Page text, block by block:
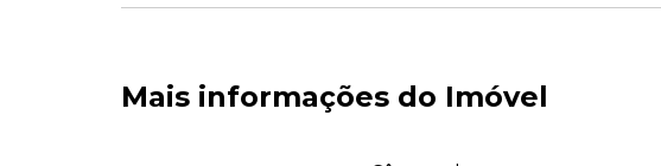
Mais informações do Imóvel